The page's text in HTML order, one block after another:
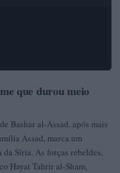
que durou meio
Bashar al-Assad, após mais
Assad, marca um
Síria. As forças rebeldes,
Hayat Tahrir al-Sham,